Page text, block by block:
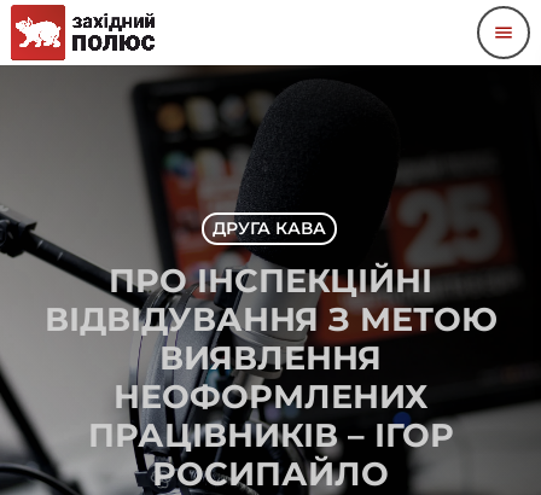
menu
ДРУГА КАВА
ПРО ІНСПЕКЦІЙНІ
ВІДВІДУВАННЯ З МЕТОЮ
ВИЯВЛЕННЯ
НЕОФОРМЛЕНИХ
ПРАЦІВНИКІВ – ІГОР
РОСИПАЙЛО